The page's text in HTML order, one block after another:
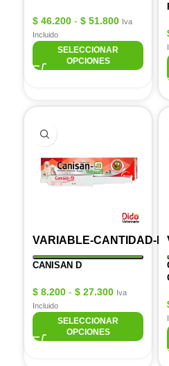
$ 46.200 - $ 51.800 Iva
Incluido
SELECCIONAR
OPCIONES
VARIABLE-CANTIDAD-
CANISAN D
$ 8.200 - $ 27.300 Iva
Incluido
SELECCIONAR
OPCIONES